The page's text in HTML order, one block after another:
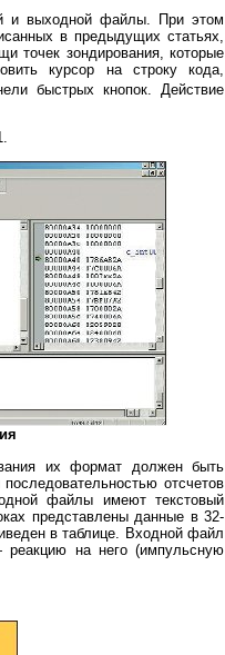
и выходной файлы. При этом
в предыдущих статьях,
точек зондирования, которые
курсор на строку кода,
быстрых кнопок. Действие
их формат должен быть
отсчетов
файлы имеют текстовый
представлены данные в 32-
в таблице. Входной файл
на него (импульсную